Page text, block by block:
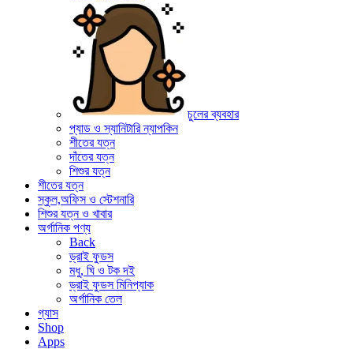
চুলের ব্যবহার
প্যাড ও স্যানিটারি ন্যাপকিন
শীতের যত্ন
দাঁতের যত্ন
শিশুর যত্ন
শীতের যত্ন
স্কুল,অফিস ও স্টেশনারি
শিশুর যত্ন ও খাবার
অর্গানিক পণ্য
Back
ড্রাই ফুডস
মধু, ঘি ও টক দই
ড্রাই ফুডস মিনিপ্যাক
অর্গানিক তেল
গ্যাস
Shop
Apps